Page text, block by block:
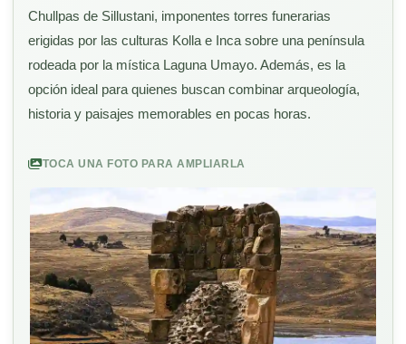
Chullpas de Sillustani, imponentes torres funerarias
erigidas por las culturas Kolla e Inca sobre una península
rodeada por la mística Laguna Umayo. Además, es la
opción ideal para quienes buscan combinar arqueología,
historia y paisajes memorables en pocas horas.
TOCA UNA FOTO PARA AMPLIARLA